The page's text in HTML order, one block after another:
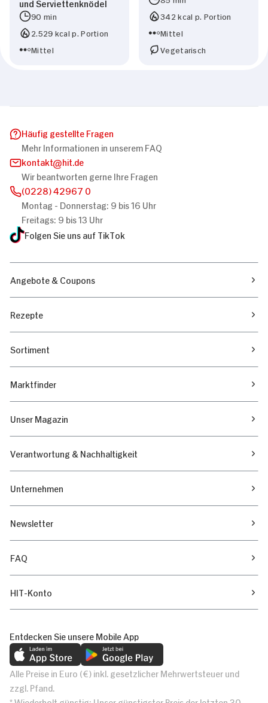
und Serviettenknödel
90 min
2.529 kcal p. Portion
Mittel
342 kcal p. Portion
Mittel
Vegetarisch
Häufig gestellte Fragen
Mehr Informationen in unserem FAQ
kontakt
hit.de
Wir beantworten gerne Ihre Fragen
(0228) 42967 0
Montag - Donnerstag: 9 bis 16 Uhr
Freitags: 9 bis 13 Uhr
Folgen Sie uns auf TikTok
Angebote & Coupons
Rezepte
Sortiment
Marktfinder
Unser Magazin
Verantwortung & Nachhaltigkeit
Unternehmen
Newsletter
FAQ
HIT-Konto
Entdecken Sie unsere Mobile App
Alle Preise in Euro (€) inkl. gesetzlicher Mehrwertsteuer und
zzgl. Pfand.